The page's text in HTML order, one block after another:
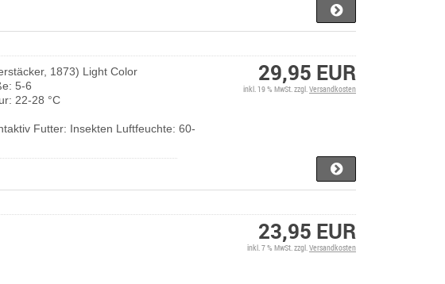
1873) Light Color
5-6
22-28 °C
Futter: Insekten Luftfeuchte: 60-
29,95 EUR
inkl. 19 % MwSt. zzgl.Versandkosten
23,95 EUR
inkl. 7 % MwSt. zzgl.Versandkosten